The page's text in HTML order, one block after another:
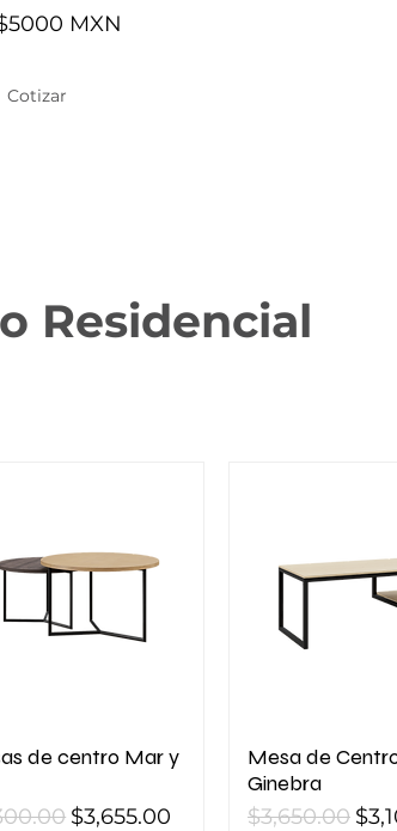
MXN
Cotizar
Residencial
de centro Mar y
Precio de oferta
$3,655.00
Mesa de
Ginebra
Precio
$3,650.00